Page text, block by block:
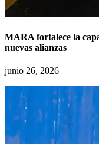
MARA fortalece la
nuevas alianzas
junio 26, 2026